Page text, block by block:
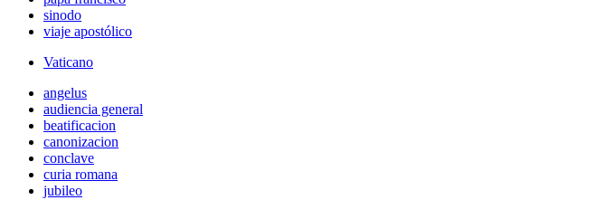
sinodo
viaje apostólico
Vaticano
angelus
audiencia general
beatificacion
canonizacion
conclave
curia romana
jubileo